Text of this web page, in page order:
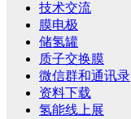
技术交流
膜电极
储氢罐
质子交换膜
微信群和通讯录
资料下载
氢能线上展